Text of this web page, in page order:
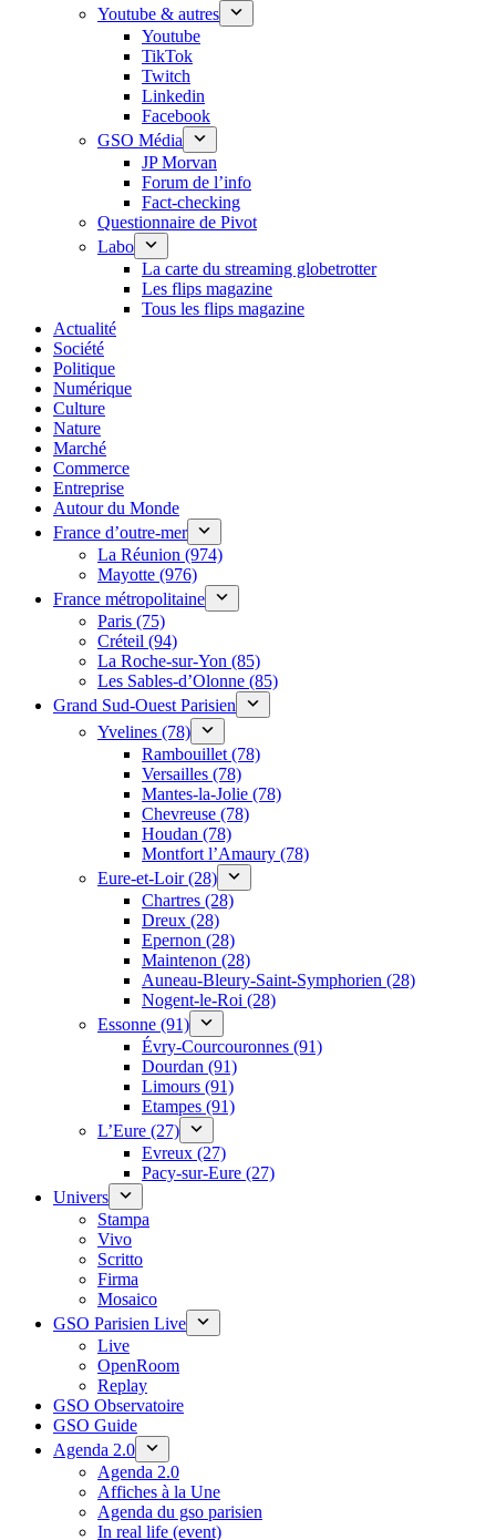
Youtube & autres
Youtube
TikTok
Twitch
Linkedin
Facebook
GSO Média
JP Morvan
Forum de l’info
Fact-checking
Questionnaire de Pivot
Labo
La carte du streaming globetrotter
Les flips magazine
Tous les flips magazine
Actualité
Société
Politique
Numérique
Culture
Nature
Marché
Commerce
Entreprise
Autour du Monde
France d’outre-mer
La Réunion (974)
Mayotte (976)
France métropolitaine
Paris (75)
Créteil (94)
La Roche-sur-Yon (85)
Les Sables-d’Olonne (85)
Grand Sud-Ouest Parisien
Yvelines (78)
Rambouillet (78)
Versailles (78)
Mantes-la-Jolie (78)
Chevreuse (78)
Houdan (78)
Montfort l’Amaury (78)
Eure-et-Loir (28)
Chartres (28)
Dreux (28)
Epernon (28)
Maintenon (28)
Auneau-Bleury-Saint-Symphorien (28)
Nogent-le-Roi (28)
Essonne (91)
Évry-Courcouronnes (91)
Dourdan (91)
Limours (91)
Etampes (91)
L’Eure (27)
Evreux (27)
Pacy-sur-Eure (27)
Univers
Stampa
Vivo
Scritto
Firma
Mosaico
GSO Parisien Live
Live
OpenRoom
Replay
GSO Observatoire
GSO Guide
Agenda 2.0
Agenda 2.0
Affiches à la Une
Agenda du gso parisien
In real life (event)